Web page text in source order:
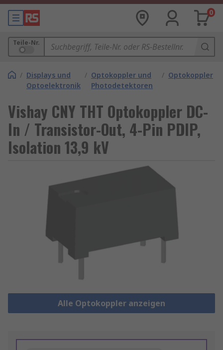
0
Teile-Nr.
/ Displays und
Optoelektronik
/ Optokoppler und
Photodetektoren
/ Optokoppler
Vishay CNY THT Optokoppler DC-
In / Transistor-Out, 4-Pin PDIP,
Isolation 13,9 kV
Alle Optokoppler anzeigen